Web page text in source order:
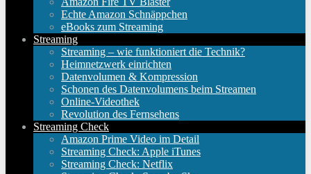
Echte Amazon Schnäppchen
eBooks zum Streaming
Streaming
Streaming – wie funktioniert die Technik?
Heimnetzwerk einrichten
Datenvolumen & Kompression
Schonen des Datenvolumens beim Streamen
Online-Videothek
Revolution des Fernsehens
Streaming Check
Amazon Prime Video im Detail
Streaming Check: Apple iTunes
Streaming Check: Netflix